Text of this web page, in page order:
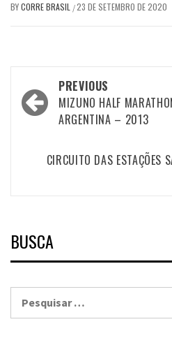
BYCORRE BRASIL /23 DE SETEMBRO DE 2020
Post
navigation
PREVIOUS
MIZUNO HALF
ARGENTINA – 2013
CIRCUITO DAS ESTAÇÕES
BUSCA